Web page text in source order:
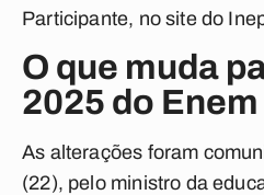
Participante, no site do
O que muda
2025 do Enem
As alterações foram
(22), pelo ministro da